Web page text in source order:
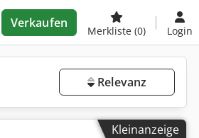
Verkaufen
Merkliste (0) Login
Relevanz
Kleinanzeige